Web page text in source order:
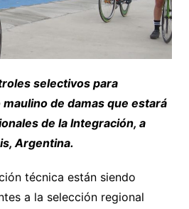
selectivos para
de damas que estará
de la Integración, a
Argentina.
técnica están siendo
a la selección regional